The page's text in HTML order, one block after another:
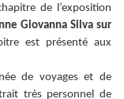
de l’exposition
Giovanna Silva sur
est présenté aux
de voyages et de
très personnel de